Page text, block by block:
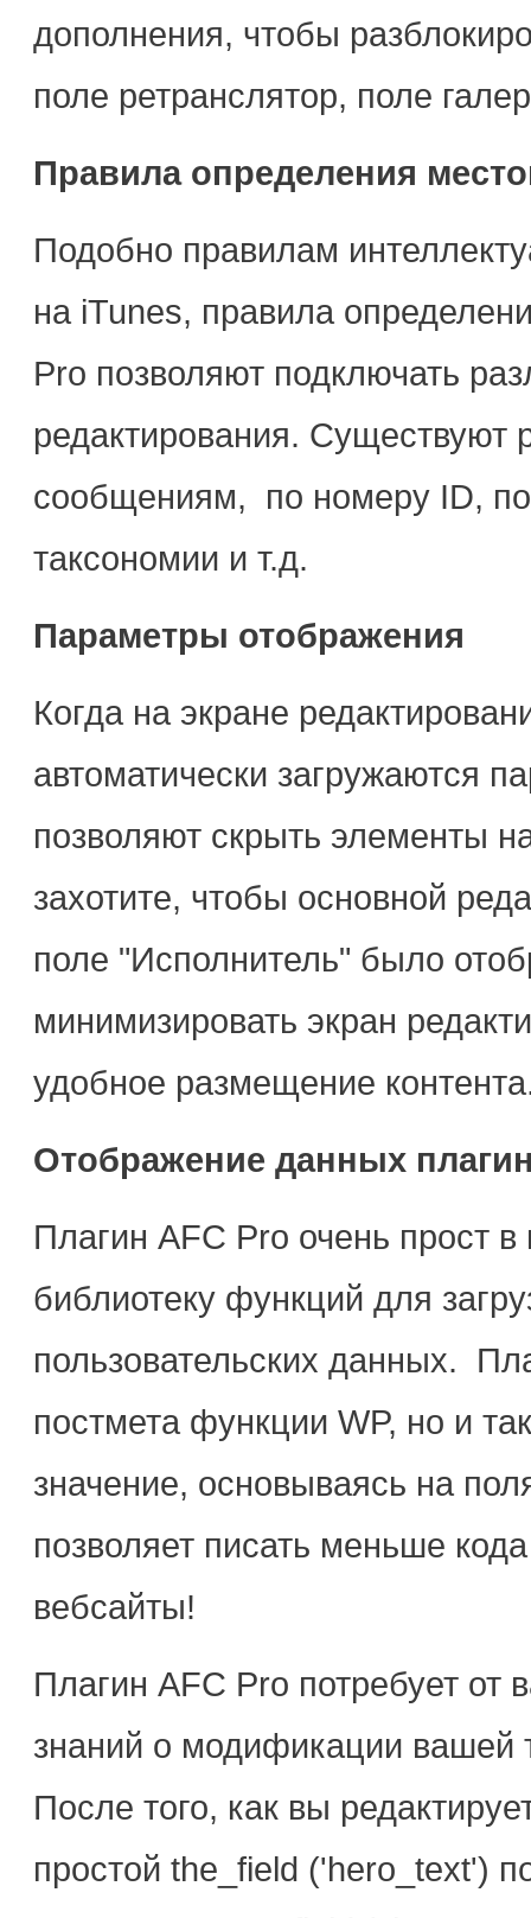
дополнения, чтобы
поле ретранслятор, поле
Правила определения
Подобно правилам
на iTunes, правила
Pro позволяют подключать
редактирования. Существуют
сообщениям, по номеру ID,
таксономии и т.д.
Параметры отображения
Когда на экране
автоматически загружаются
позволяют скрыть элементы
захотите, чтобы основной
поле "Исполнитель" было
минимизировать экран
удобное размещение
Отображение данных
Плагин AFC Pro очень прост
библиотеку функций для
пользовательских данных.
постмета функции WP, но и
значение, основываясь на
позволяет писать меньше
вебсайты!
Плагин AFC Pro потребует от
знаний о модификации вашей
После того, как вы
простой the_field ('hero_text')